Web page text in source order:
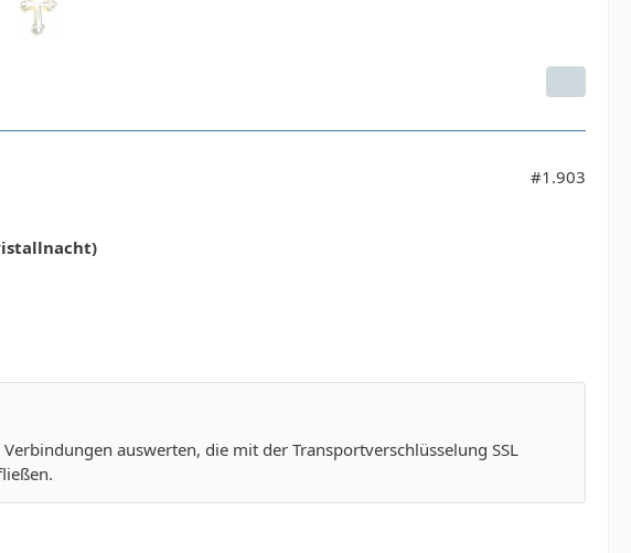
#1.903
auswerten, die mit der Transportverschlüsselung SSL